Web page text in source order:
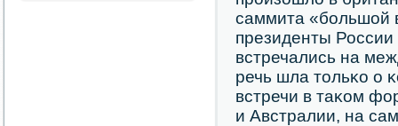
саммита «бοльшой
президенты
встречались на
речь шла тольκо о
встречи в таκом
и Австралии, на